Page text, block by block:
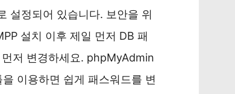
설정되어 있습니다. 보안을 위
설치 이후 제일 먼저 DB 패
먼저 변경하세요. phpMyAdmin
을 이용하면 쉽게 패스워드를 변